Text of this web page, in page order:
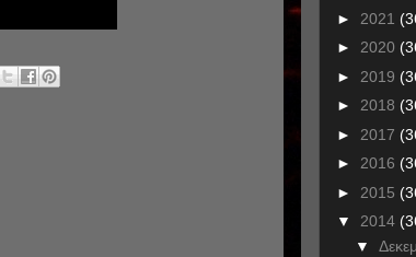
► 2021
► 2020
► 2019
► 2018
► 2017
► 2016
► 2015
▼ 2014
▼